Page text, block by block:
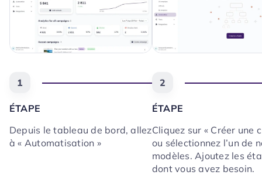
1
ÉTAPE
Depuis le tableau de bord, allez
à « Automatisation »
2
ÉTAPE
Cliquez sur « Créer une
ou sélectionnez l’un de
modèles. Ajoutez les
dont vous avez besoin.